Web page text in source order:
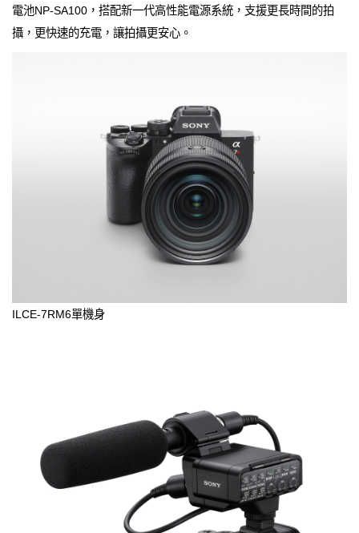
電池NP-SA100，搭配新一代高性能電源系統，支援更長時間的拍
攝，更快速的充電，讓拍攝更安心。
ILCE-7RM6單機身